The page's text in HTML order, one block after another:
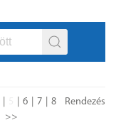
6 7
8
>>
Rendezés